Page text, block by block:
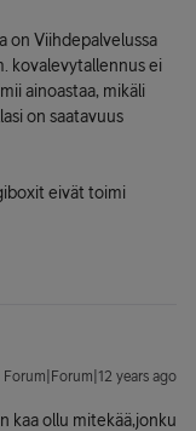
on Viihdepalvelussa
kovalevytallennus ei
ainoastaa, mikäli
on saatavuus
eivät toimi
Forum|Forum|12 years ago
kaa ollu mitekää,jonku